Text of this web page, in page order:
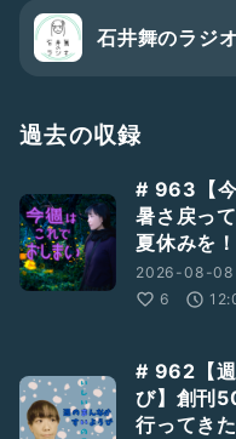
🌙たすいち「ヒラエス」
6.28-7.2
@下北沢 駅前劇場
m=0wjbjaj
緑チームと、赤チーム(星
代役についての詳細
https://twitter.com/
9041408?s=46&
;t=6c-
📚絵本リクエストや、
「質問を送る」からお待ち
石井舞のラジオ
過去の収録
# 963【今
暑さ戻っ
夏休みを！
2026-08-08
6
# 962【週
び】創刊
行ってき